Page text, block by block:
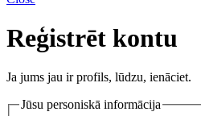
Reģistrēt kontu
Ja jums jau ir profils, lūdzu, ienāciet.
Jūsu personiskā informācija